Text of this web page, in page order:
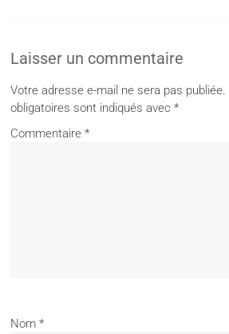
Laisser un commentaire
Votre adresse e-mail ne sera pas publiée.
obligatoires sont indiqués avec*
Commentaire*
Nom*